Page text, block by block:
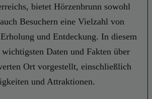
bietet Hörzenbrunn sowohl
Besuchern eine Vielzahl von
und Entdeckung. In diesem
Daten und Fakten über
Ort vorgestellt, einschließlich
und Attraktionen.